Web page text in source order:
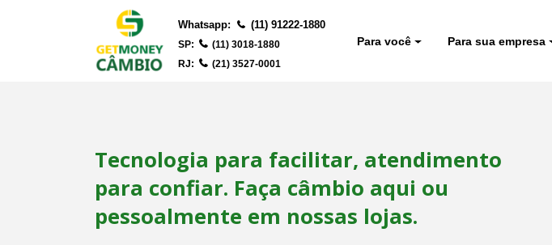
Whatsapp: (11) 91222-1880
SP:
(11) 3018-1880
RJ:
(21) 3527-0001
Para você Para sua empresa
Tecnologia para facilitar, atendimento
para confiar. Faça câmbio aqui ou
pessoalmente em nossas lojas.